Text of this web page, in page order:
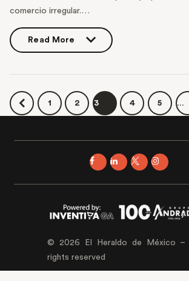
comercio irregular.…
Read More
1 2 3 4 5 …
© 2026 El Heraldo de México –
rights reserved